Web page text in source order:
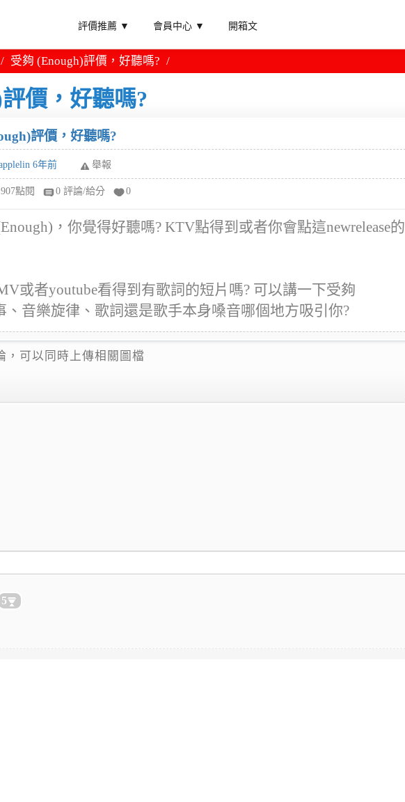
評價推薦 ▼ 會員中心 ▼ 開箱文
受夠 (Enough)評價，好聽嗎?
價，好聽嗎?
評價，好聽嗎?
6年前 舉報
907點閱 0 評論/給分 0
，你覺得好聽嗎? KTV點得到或者你會點這newrelease的
或者youtube看得到有歌詞的短片嗎? 可以講一下受夠
、音樂旋律、歌詞還是歌手本身嗓音哪個地方吸引你?
5